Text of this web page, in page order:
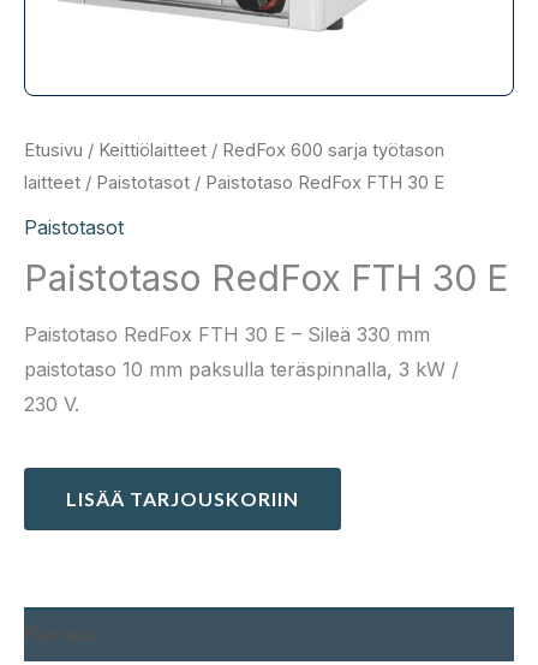
Etusivu / Keittiölaitteet / RedFox 600 sarja työtason
laitteet / Paistotasot / Paistotaso RedFox FTH 30 E
Paistotasot
Paistotaso RedFox FTH 30 E
Paistotaso RedFox FTH 30 E – Sileä 330 mm
paistotaso 10 mm paksulla teräspinnalla, 3 kW /
230 V.
LISÄÄ TARJOUSKORIIN